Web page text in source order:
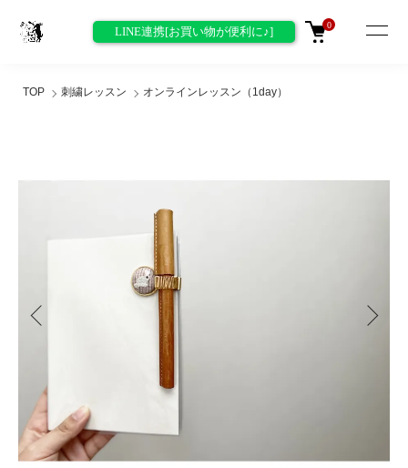
LINE連携[お買い物が便利に♪] 0
TOP 刺繍レッスン オンラインレッスン（1day）